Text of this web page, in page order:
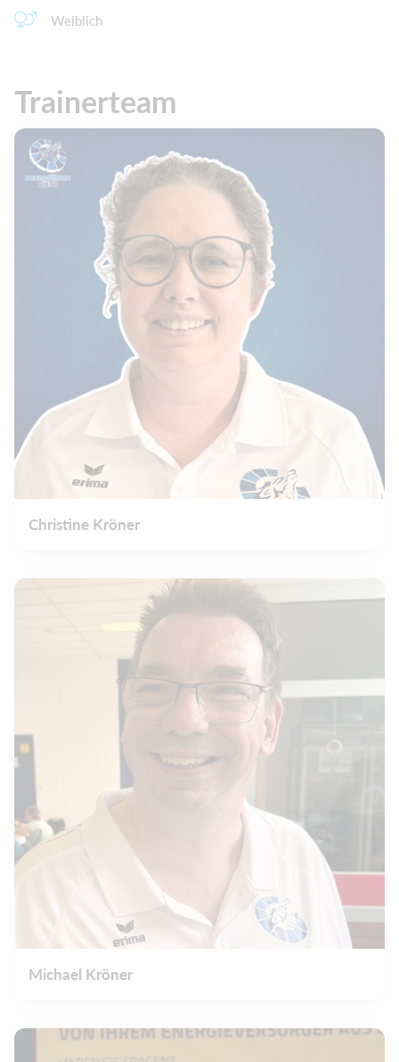
Weiblich
Trainerteam
Christine Kröner
Michael Kröner